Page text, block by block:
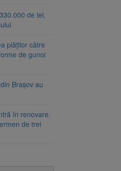
de lei,
plăților către
de gunoi
Brașov au
în renovare.
de trei